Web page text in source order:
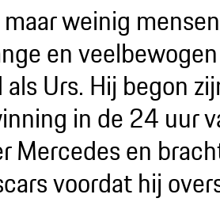
maar weinig
en
als Urs. Hij begon
in de 24 uur
Mercedes en
voordat hij